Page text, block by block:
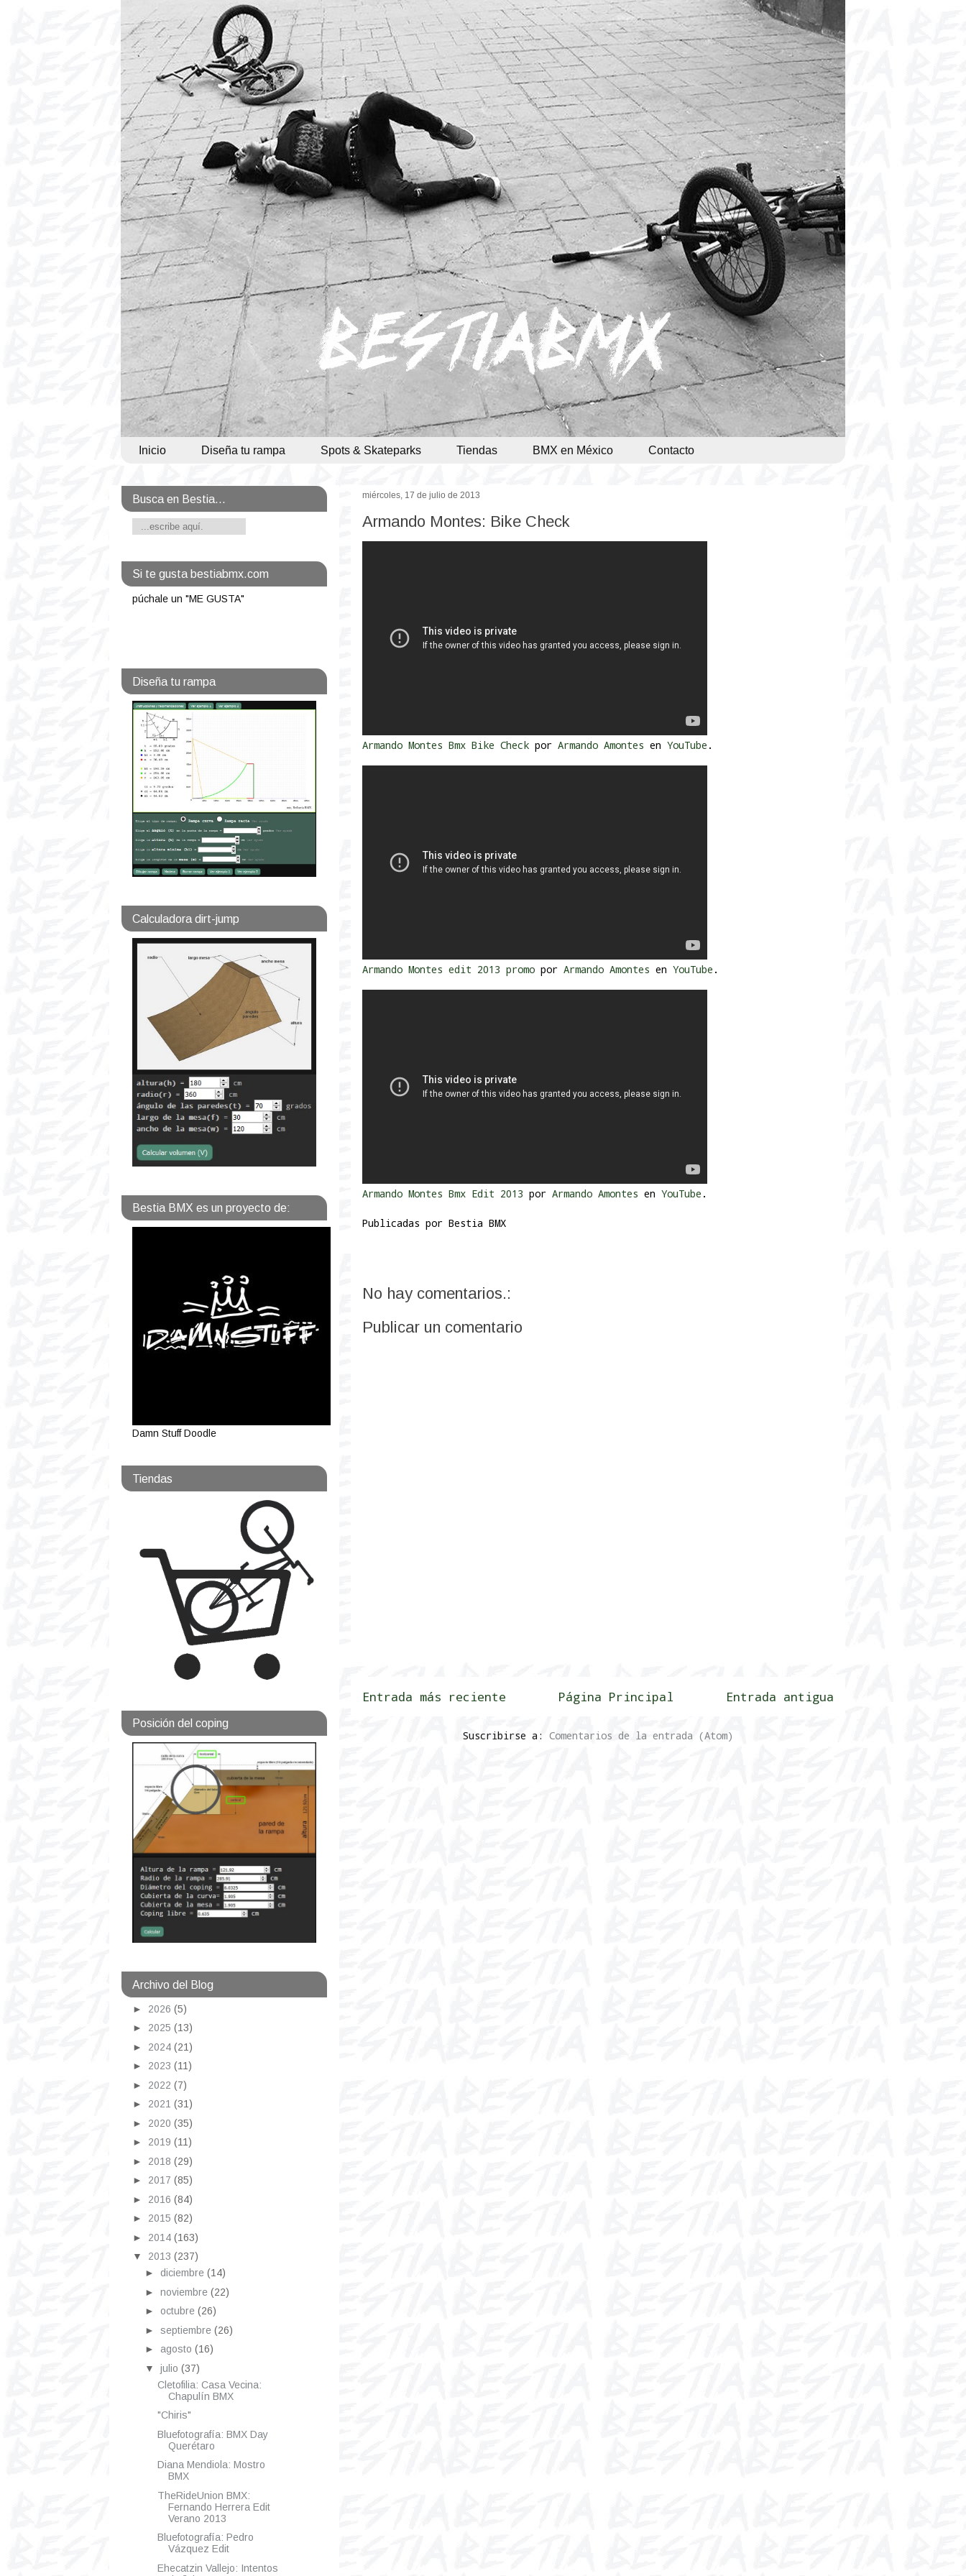
Inicio Diseña tu rampa Spots & Skateparks Tiendas BMX en México Contacto
miércoles, 17 de julio de 2013
Armando Montes: Bike Check
Armando Montes Bmx Bike Check por Armando Amontes en YouTube .
Armando Montes edit 2013 promo por Armando Amontes en YouTube .
Armando Montes Bmx Edit 2013 por Armando Amontes en YouTube .
Publicadas por Bestia BMX
No hay comentarios.:
Publicar un comentario
Entrada más reciente Entrada antigua
Página Principal
Suscribirse a: Comentarios de la entrada (Atom)
Busca en Bestia...
Si te gusta bestiabmx.com
púchale un "ME GUSTA"
Diseña tu rampa
Calculadora dirt-jump
Bestia BMX es un proyecto de:
Damn Stuff Doodle
Tiendas
Posición del coping
Archivo del Blog
► 2026 (5)
► 2025 (13)
► 2024 (21)
► 2023 (11)
► 2022 (7)
► 2021 (31)
► 2020 (35)
► 2019 (11)
► 2018 (29)
► 2017 (85)
► 2016 (84)
► 2015 (82)
► 2014 (163)
▼ 2013 (237)
► diciembre (14)
► noviembre (22)
► octubre (26)
► septiembre (26)
► agosto (16)
▼ julio (37)
Cletofilia: Casa Vecina:
Chapulín BMX
"Chiris"
Bluefotografía: BMX Day
Querétaro
Diana Mendiola: Mostro
BMX
TheRideUnion BMX:
Fernando Herrera Edit
Verano 2013
Bluefotografía: Pedro
Vázquez Edit
Ehecatzin Vallejo: Intentos